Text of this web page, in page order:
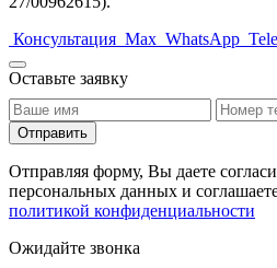
Консультация Max WhatsApp
Оставьте заявку
Отправить
Отправляя форму, Вы даете
персональных данных и
политикой конфиденциальности
Ожидайте звонка